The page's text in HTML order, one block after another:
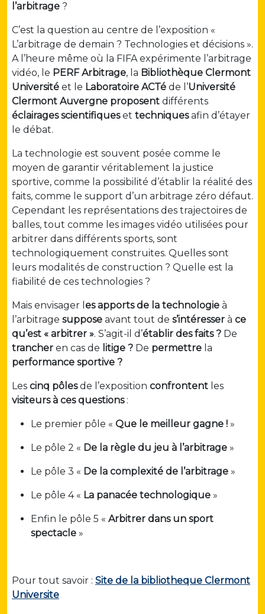
l’arbitrage ?
C’est la question au centre de l’exposition «
L’arbitrage de demain ? Technologies et décisions ».
A l’heure même où la FIFA expérimente l’arbitrage
vidéo, le PERF Arbitrage, la Bibliothèque Clermont
Université et le Laboratoire ACTé de l’Université
Clermont Auvergne proposent différents
éclairages scientifiqueset techniquesafin d’étayer
le débat.
La technologie est souvent posée comme le
moyen de garantir véritablement la justice
sportive, comme la possibilité d’établir la réalité des
faits, comme le support d’un arbitrage zéro défaut.
Cependant les représentations des trajectoires de
balles, tout comme les images vidéo utilisées pour
arbitrer dans différents sports, sont
technologiquement construites. Quelles sont
leurs modalités de construction ? Quelle est la
fiabilité de ces technologies ?
Mais envisager l es apports de la technologie à
l’arbitrage suppose avant tout de s’intéresser à ce
qu’est « arbitrer ». S’agit-il d’établir des faits ? De
trancher en cas de litige ? De permettre la
performance sportive ?
Les cinq pôlesde l’exposition confrontent les
visiteurs à ces questions:
Le premier pôle « Que le meilleur gagne ! »
Le pôle 2 « De la règle du jeu à l’arbitrage »
Le pôle 3 « De la complexité de l’arbitrage »
Le pôle 4 « La panacée technologique »
Enfin le pôle 5 « Arbitrer dans un sport
spectacle »
Pour tout savoir : Site de la bibliotheque Clermont
Universite